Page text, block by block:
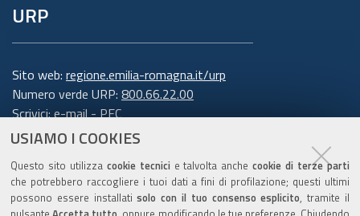
USIAMO I COOKIES
Questo sito utilizza cookie tecnici e talvolta anchecookie di terze parti
che potrebbero raccogliere i tuoi dati a fini di profilazione; questi ultimi
possono essere installatisolo con il tuo consenso esplicito, tramite il
URP
Sito web: regione.emilia-romagna.it/urp
Numero verde URP: 800.66.22.00
Scrivici:e-mail-PEC
Trasparenza